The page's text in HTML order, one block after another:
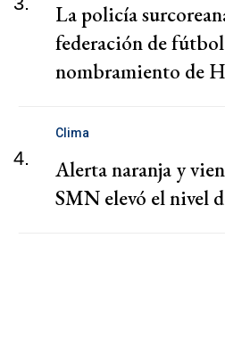
La policía
federación de
nombramiento de
4.
Clima
Alerta naranja y
SMN elevó el nivel